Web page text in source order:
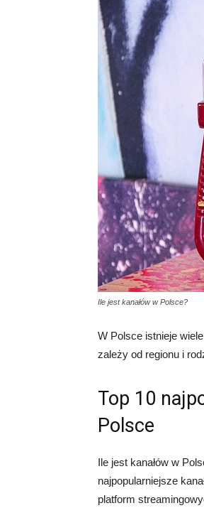
Ile jest kanałów w Polsce?
W Polsce istnieje
zależy od regionu i
Top 10
Polsce
Ile jest kanałów w
najpopularniejsze
platform